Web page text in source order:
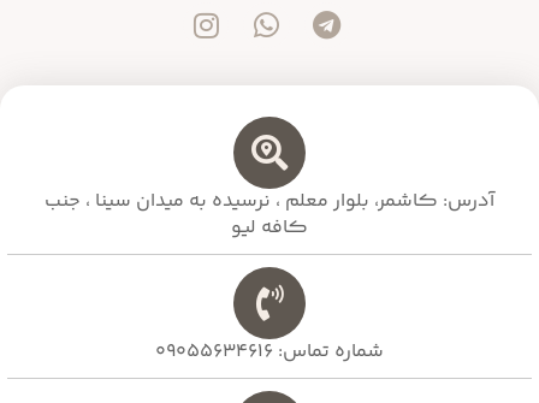
آدرس: کاشمر، بلوار معلم ،‌ نرسیده به میدان سینا ، جنب
کافه لیو
شماره تماس: 09055634616